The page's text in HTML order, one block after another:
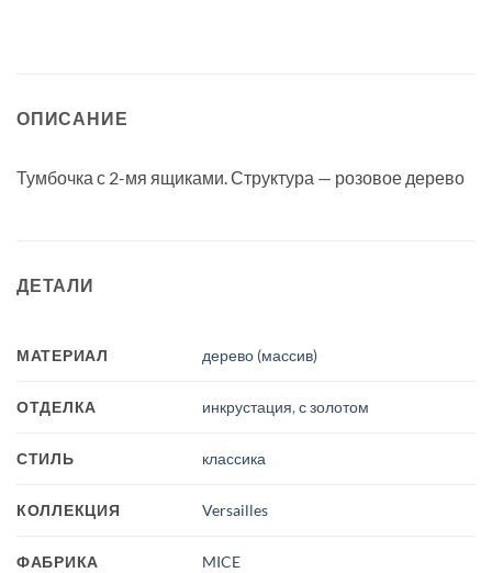
ОПИСАНИЕ
Тумбочка с 2-мя ящиками. Структура — розовое дерево
ДЕТАЛИ
МАТЕРИАЛ дерево (массив)
ОТДЕЛКА инкрустация,с золотом
СТИЛЬ классика
КОЛЛЕКЦИЯ Versailles
ФАБРИКА MICE